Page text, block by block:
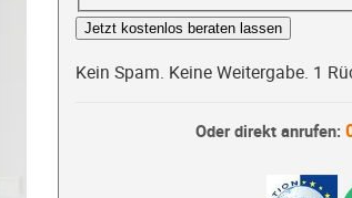
Jetzt kostenlos beraten lassen
Kein Spam. Keine Weitergabe. 1
Oder direkt anrufen: